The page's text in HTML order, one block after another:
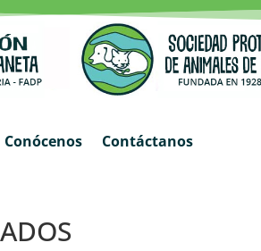
Conócenos Contáctanos